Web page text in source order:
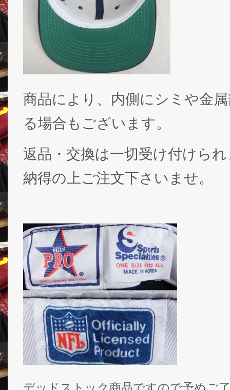
商品により、内側にシミや金
る場合もございます。
返品・交換は一切受け付けら
納得の上ご注文下さいませ。
デッドストック商品ですので予めご